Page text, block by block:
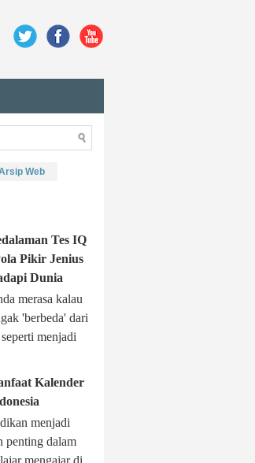
Web
Tes IQ
Pikir Jenius
Dunia
merasa kalau
'berbeda' dari
menjadi
Kalender
menjadi
penting dalam